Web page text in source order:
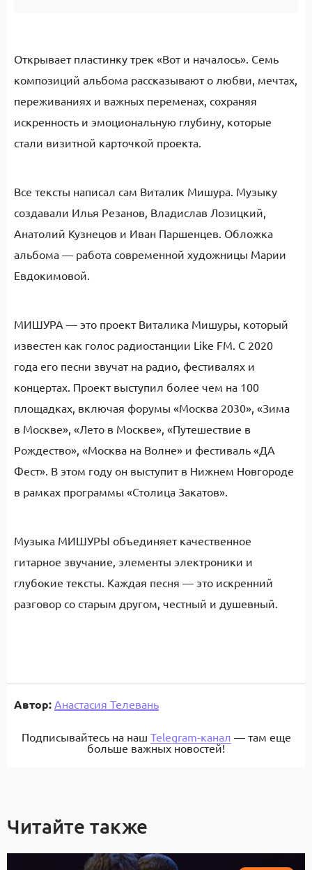
Открывает пластинку трек «Вот и началось». Семь
композиций альбома рассказывают о любви, мечтах,
переживаниях и важных переменах, сохраняя
искренность и эмоциональную глубину, которые
стали визитной карточкой проекта.
Все тексты написал сам Виталик Мишура. Музыку
создавали Илья Резанов, Владислав Лозицкий,
Анатолий Кузнецов и Иван Паршенцев. Обложка
альбома — работа современной художницы Марии
Евдокимовой.
МИШУРА — это проект Виталика Мишуры, который
известен как голос радиостанции Like FM. С 2020
года его песни звучат на радио, фестивалях и
концертах. Проект выступил более чем на 100
площадках, включая форумы «Москва 2030», «Зима
в Москве», «Лето в Москве», «Путешествие в
Рождество», «Москва на Волне» и фестиваль «ДА
Фест». В этом году он выступит в Нижнем Новгороде
в рамках программы «Столица Закатов».
Музыка МИШУРЫ объединяет качественное
гитарное звучание, элементы электроники и
глубокие тексты. Каждая песня — это искренний
разговор со старым другом, честный и душевный.
Автор: Анастасия Телевань
Подписывайтесь на наш Telegram-канал — там еще
больше важных новостей!
Читайте также